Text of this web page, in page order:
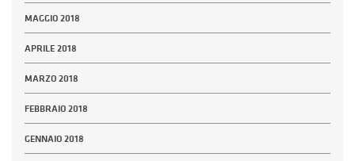
MAGGIO 2018
APRILE 2018
MARZO 2018
FEBBRAIO 2018
GENNAIO 2018